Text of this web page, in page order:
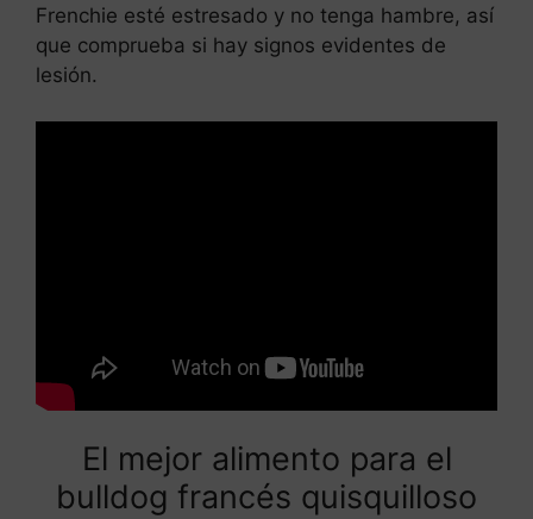
Frenchie esté estresado y no tenga hambre, así
que comprueba si hay signos evidentes de
lesión.
El mejor alimento para el
bulldog francés quisquilloso